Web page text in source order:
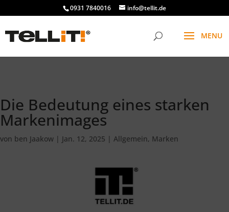
################# SINGLE
0931 7840016 info@tellit.de
Die Bedeutung eines starken
Markenimages
von ben Jaakow | Jan. 12, 2025 | Allgemein, Marken